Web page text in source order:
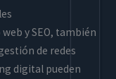
y SEO, también
de redes
digital pueden